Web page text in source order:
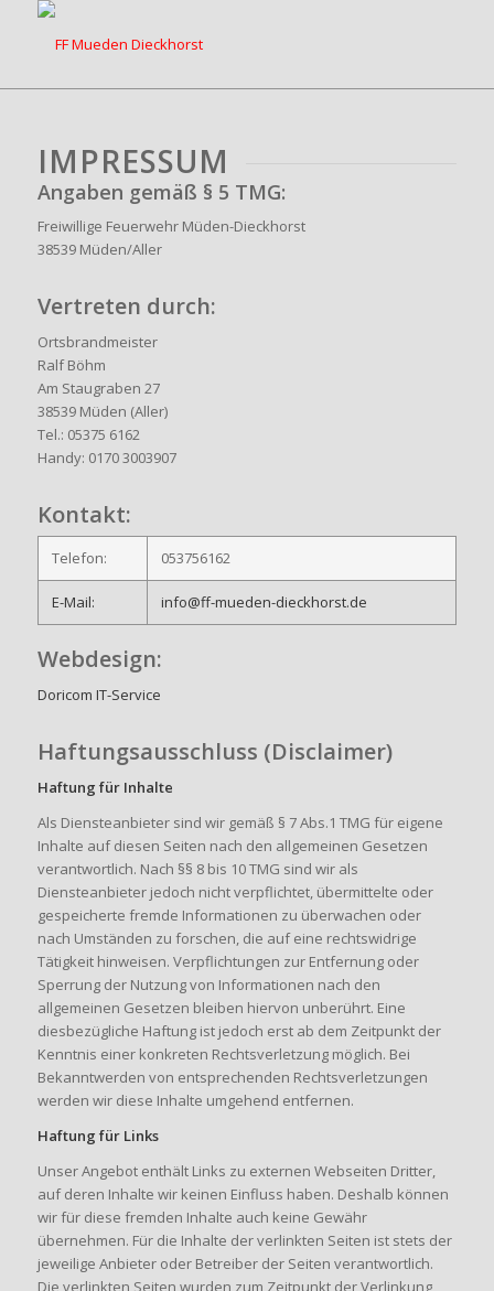
IMPRESSUM
Angaben gemäß § 5 TMG:
Freiwillige Feuerwehr Müden-Dieckhorst
38539 Müden/Aller
Vertreten durch:
Ortsbrandmeister
Ralf Böhm
Am Staugraben 27
38539 Müden (Aller)
Tel.: 05375 6162
Handy: 0170 3003907
Kontakt:
Telefon: 053756162
E-Mail: info@ff-mueden-dieckhorst.de
Webdesign:
Doricom IT-Service
Haftungsausschluss (Disclaimer)
Haftung für Inhalte
Als Diensteanbieter sind wir gemäß § 7 Abs.1 TMG für eigene
Inhalte auf diesen Seiten nach den allgemeinen Gesetzen
verantwortlich. Nach §§ 8 bis 10 TMG sind wir als
Diensteanbieter jedoch nicht verpflichtet, übermittelte oder
gespeicherte fremde Informationen zu überwachen oder
nach Umständen zu forschen, die auf eine rechtswidrige
Tätigkeit hinweisen. Verpflichtungen zur Entfernung oder
Sperrung der Nutzung von Informationen nach den
allgemeinen Gesetzen bleiben hiervon unberührt. Eine
diesbezügliche Haftung ist jedoch erst ab dem Zeitpunkt der
Kenntnis einer konkreten Rechtsverletzung möglich. Bei
Bekanntwerden von entsprechenden Rechtsverletzungen
werden wir diese Inhalte umgehend entfernen.
Haftung für Links
Unser Angebot enthält Links zu externen Webseiten Dritter,
auf deren Inhalte wir keinen Einfluss haben. Deshalb können
wir für diese fremden Inhalte auch keine Gewähr
übernehmen. Für die Inhalte der verlinkten Seiten ist stets der
jeweilige Anbieter oder Betreiber der Seiten verantwortlich.
Die verlinkten Seiten wurden zum Zeitpunkt der Verlinkung